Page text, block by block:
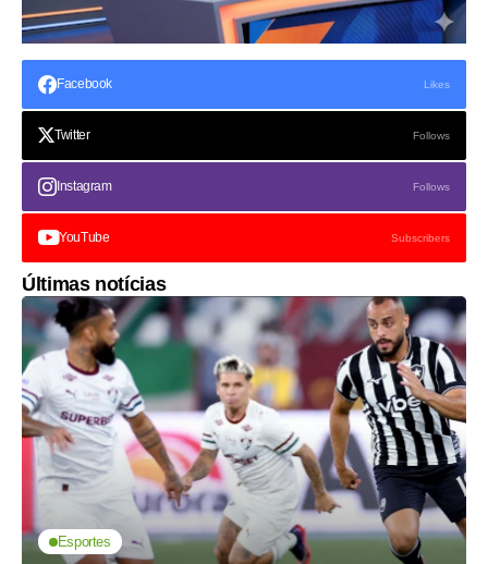
Facebook Likes
Twitter Follows
Instagram Follows
YouTube Subscribers
Últimas notícias
Esportes